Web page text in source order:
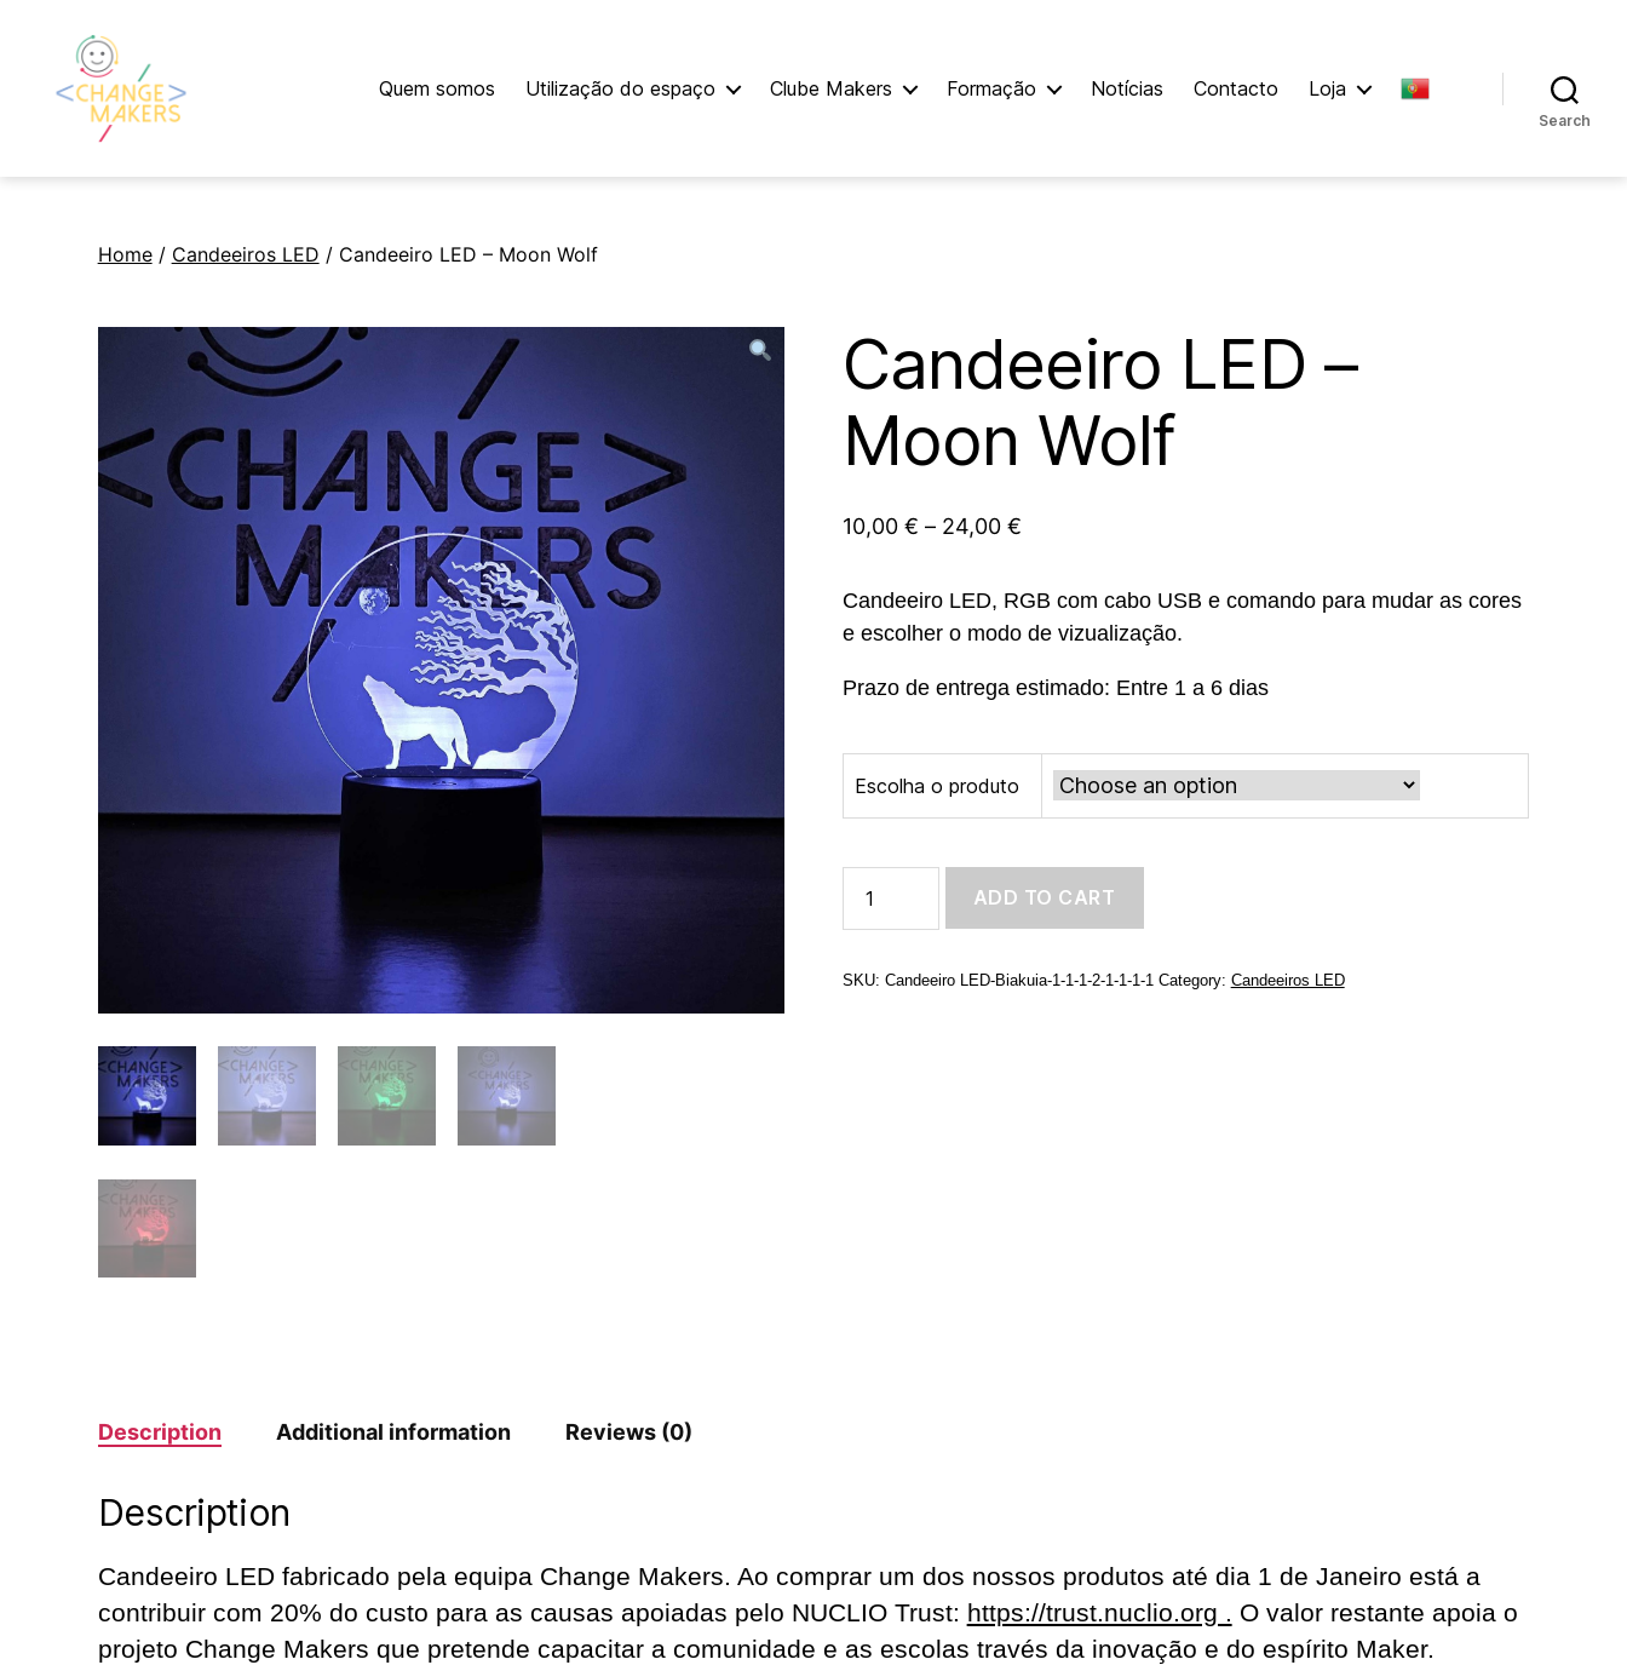
Makers
Quem somos Utilização do espaço Clube Makers Formação Notícias Contacto Loja
Search
Home/ Candeeiros LED / Candeeiro LED – Moon Wolf
Candeeiro LED –
Moon Wolf
10,00 € – 24,00 €
Candeeiro LED, RGB com cabo USB e comando para mudar as cores
e escolher o modo de vizualização.
Prazo de entrega estimado: Entre 1 a 6 dias
Escolha o produto
LED
-
Wolf
ADD TO CART
SKU: Candeeiro LED-Biakuia-1-1-1-2-1-1-1-1 Category: Candeeiros LED
Description Additional information Reviews (0)
Description
Candeeiro LED fabricado pela equipa Change Makers. Ao comprar um dos nossos produtos até dia 1 de Janeiro está a
contribuir com 20% do custo para as causas apoiadas pelo NUCLIO Trust: https://trust.nuclio.org . O valor restante apoia o
projeto Change Makers que pretende capacitar a comunidade e as escolas través da inovação e do espírito Maker.